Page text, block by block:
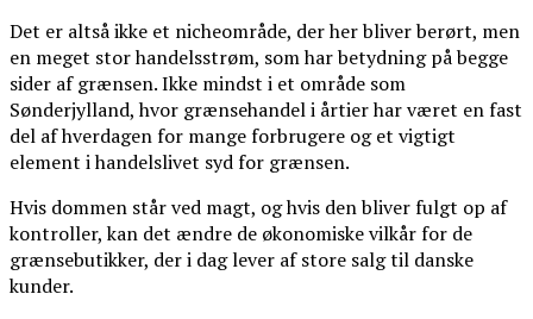
Det er altså ikke et nicheområde, der her bliver berørt, men
en meget stor handelsstrøm, som har betydning på begge
sider af grænsen. Ikke mindst i et område som
Sønderjylland, hvor grænsehandel i årtier har været en fast
del af hverdagen for mange forbrugere og et vigtigt
element i handelslivet syd for grænsen.
Hvis dommen står ved magt, og hvis den bliver fulgt op af
kontroller, kan det ændre de økonomiske vilkår for de
grænsebutikker, der i dag lever af store salg til danske
kunder.